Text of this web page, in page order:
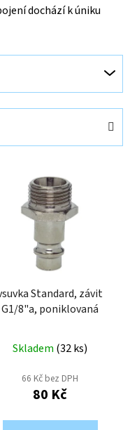
dochází k úniku
Standard, závit
G1/8"a, poniklovaná
Skladem (32 ks)
66 Kč bez DPH
80 Kč